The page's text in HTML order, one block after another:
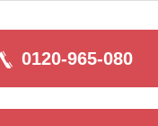
0120-965-080